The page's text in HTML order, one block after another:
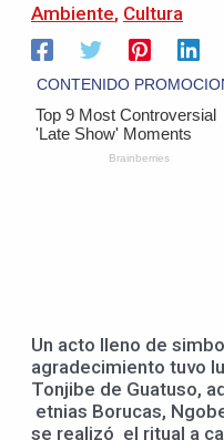
Ambiente, Cultura
Un acto lleno de
agradecimiento tuvo
Tonjibe de Guatuso,
etnias Borucas,
se realizó el ritual a